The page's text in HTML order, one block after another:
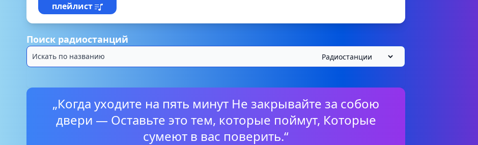
плейлист
Поиск радиостанций
„Когда уходите на пять минут Не закрывайте за собою
двери — Оставьте это тем, которые поймут, Которые
сумеют в вас поверить.“